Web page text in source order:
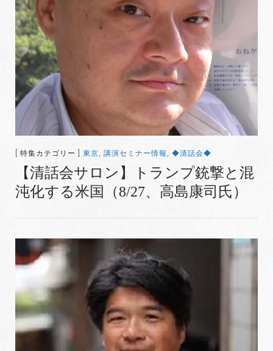
[ 特集カテゴリー ] 東京, 講演セミナー情報 , ◆清話会◆
【清話会サロン】トランプ銃撃と混
沌化する米国（8/27、高島康司氏）